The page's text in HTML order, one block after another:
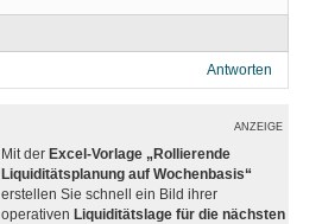
Antworten
ANZEIGE
Mit der Excel-Vorlage „Rollierende
Liquiditätsplanung auf Wochenbasis“
erstellen Sie schnell ein Bild ihrer
operativen Liquiditätslage für die nächsten